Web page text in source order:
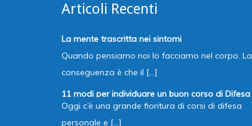
Articoli Recenti
La mente trascritta nei sintomi
Quando pensiamo noi lo facciamo nel corpo. La
conseguenza è che il [...]
11 modi per individuare un buon corso di Difesa
Personale
Oggi c’è una grande fioritura di corsi di difesa
personale e [...]